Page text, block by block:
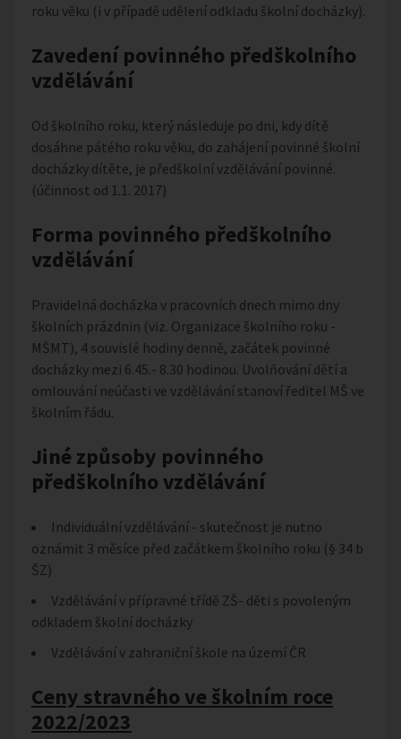
roku věku (i v případě udělení odkladu školní docházky).
Zavedení povinného předškolního
vzdělávání
Od školního roku, který následuje po dni, kdy dítě
dosáhne pátého roku věku, do zahájení povinné školní
docházky dítěte, je předškolní vzdělávání povinné.
(účinnost od 1.1. 2017)
Forma povinného předškolního
vzdělávání
Pravidelná docházka v pracovních dnech mimo dny
školních prázdnin (viz. Organizace školního roku -
MŠMT), 4 souvislé hodiny denně, začátek povinné
docházky mezi 6.45.- 8.30 hodinou. Uvolňování dětí a
omlouvání neúčasti ve vzdělávání stanoví ředitel MŠ ve
školním řádu.
Jiné způsoby povinného
předškolního vzdělávání
Individuální vzdělávání - skutečnost je nutno
oznámit 3 měsíce před začátkem školního roku (§ 34 b
ŠZ)
Vzdělávání v přípravné třídě ZŠ- děti s povoleným
odkladem školní docházky
Vzdělávání v zahraniční škole na území ČR
Ceny stravného ve školním roce
2022/2023